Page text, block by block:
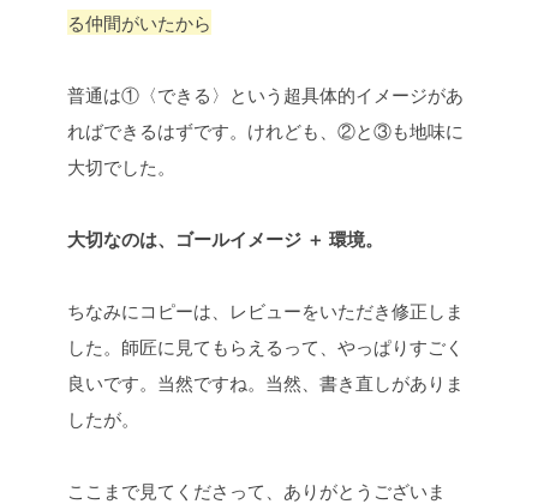
る仲間がいたから
普通は①〈できる〉という超具体的イメージがあ
ればできるはずです。 けれども、②と③も地味に
大切でした。
大切なのは、ゴールイメージ ＋ 環境。
ちなみにコピーは、レビューをいただき修正しま
した。師匠に見てもらえるって、やっぱりすごく
良いです。当然ですね。当然、書き直しがありま
したが。
ここまで見てくださって、ありがとうございま